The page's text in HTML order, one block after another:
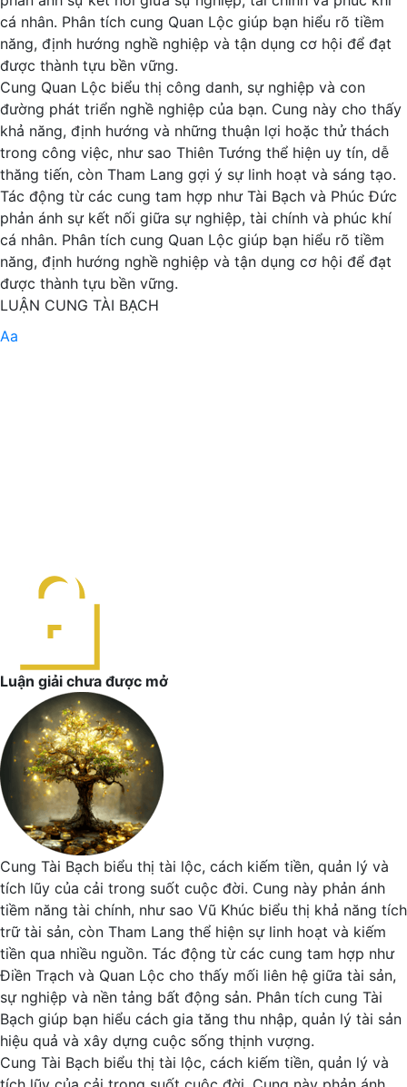
cá nhân. Phân tích cung Quan Lộc giúp bạn hiểu rõ tiềm
năng, định hướng nghề nghiệp và tận dụng cơ hội để đạt
được thành tựu bền vững.
Cung Quan Lộc biểu thị công danh, sự nghiệp và con
đường phát triển nghề nghiệp của bạn. Cung này cho thấy
khả năng, định hướng và những thuận lợi hoặc thử thách
trong công việc, như sao Thiên Tướng thể hiện uy tín, dễ
thăng tiến, còn Tham Lang gợi ý sự linh hoạt và sáng tạo.
Tác động từ các cung tam hợp như Tài Bạch và Phúc Đức
phản ánh sự kết nối giữa sự nghiệp, tài chính và phúc khí
cá nhân. Phân tích cung Quan Lộc giúp bạn hiểu rõ tiềm
năng, định hướng nghề nghiệp và tận dụng cơ hội để đạt
được thành tựu bền vững.
LUẬN CUNG TÀI BẠCH
Aa
Luận giải chưa được mở
Cung Tài Bạch biểu thị tài lộc, cách kiếm tiền, quản lý và
tích lũy của cải trong suốt cuộc đời. Cung này phản ánh
tiềm năng tài chính, như sao Vũ Khúc biểu thị khả năng tích
trữ tài sản, còn Tham Lang thể hiện sự linh hoạt và kiếm
tiền qua nhiều nguồn. Tác động từ các cung tam hợp như
Điền Trạch và Quan Lộc cho thấy mối liên hệ giữa tài sản,
sự nghiệp và nền tảng bất động sản. Phân tích cung Tài
Bạch giúp bạn hiểu cách gia tăng thu nhập, quản lý tài sản
hiệu quả và xây dựng cuộc sống thịnh vượng.
Cung Tài Bạch biểu thị tài lộc, cách kiếm tiền, quản lý và